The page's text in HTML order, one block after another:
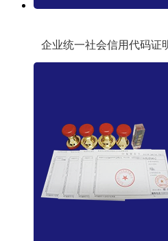
企业统一社会信用代码证